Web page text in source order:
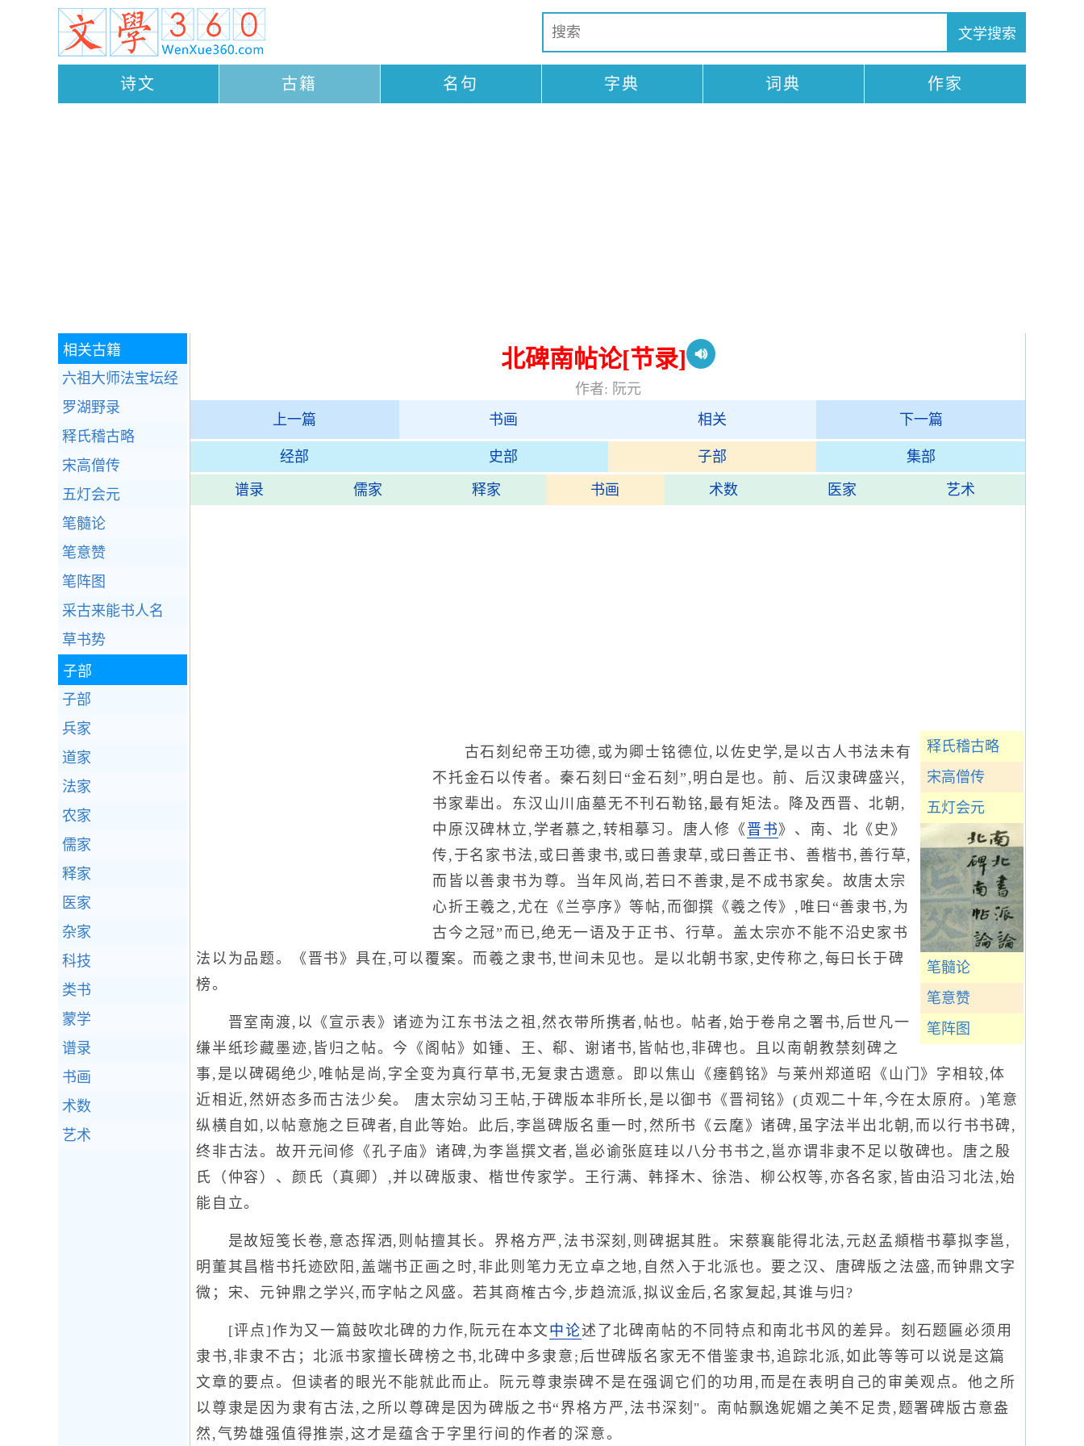
诗文 古籍 名句 字典 词典 作家
北碑南帖论[节录]
作者: 阮元
上一篇
书画 相关 下一篇
经部 史部 子部 集部
谱录 儒家 释家 书画 术数 医家 艺术
释氏稽古略
宋高僧传
五灯会元
笔髓论
笔意赞
笔阵图
古石刻纪帝王功德,或为卿士铭德位,以佐史学,是以古人书法未有
不托金石以传者。秦石刻曰“金石刻”,明白是也。前、后汉隶碑盛兴,
书家辈出。东汉山川庙墓无不刊石勒铭,最有矩法。降及西晋、北朝,
中原汉碑林立,学者慕之,转相摹习。唐人修《 晋书》、南、北《史》
传,于名家书法,或曰善隶书,或曰善隶草,或曰善正书、善楷书,善行草,
而皆以善隶书为尊。当年风尚,若曰不善隶,是不成书家矣。故唐太宗
心折王羲之,尤在《兰亭序》等帖,而御撰《羲之传》,唯曰“善隶书,为
古今之冠”而已,绝无一语及于正书、行草。盖太宗亦不能不沿史家书
法以为品题。《晋书》具在,可以覆案。而羲之隶书,世间未见也。是以北朝书家,史传称之,每曰长于碑
榜。
晋室南渡,以《宣示表》诸迹为江东书法之祖,然衣带所携者,帖也。帖者,始于卷帛之署书,后世凡一
缣半纸珍藏墨迹,皆归之帖。今《阁帖》如锺、王、郗、谢诸书,皆帖也,非碑也。且以南朝教禁刻碑之
事,是以碑碣绝少,唯帖是尚,字全变为真行草书,无复隶古遗意。即以焦山《瘗鹤铭》与莱州郑道昭《山门》字相较,体
近相近,然妍态多而古法少矣。 唐太宗幼习王帖,于碑版本非所长,是以御书《晋祠铭》(贞观二十年,今在太原府。)笔意
纵横自如,以帖意施之巨碑者,自此等始。此后,李邕碑版名重一时,然所书《云麾》诸碑,虽字法半出北朝,而以行书书碑,
终非古法。故开元间修《孔子庙》诸碑,为李邕撰文者,邕必谕张庭珪以八分书书之,邕亦谓非隶不足以敬碑也。唐之殷
氏（仲容）、颜氏（真卿）,并以碑版隶、楷世传家学。王行满、韩择木、徐浩、柳公权等,亦各名家,皆由沿习北法,始
能自立。
是故短笺长卷,意态挥洒,则帖擅其长。界格方严,法书深刻,则碑据其胜。宋蔡襄能得北法,元赵孟頫楷书摹拟李邕,
明董其昌楷书托迹欧阳,盖端书正画之时,非此则笔力无立卓之地,自然入于北派也。要之汉、唐碑版之法盛,而钟鼎文字
微；宋、元钟鼎之学兴,而字帖之风盛。若其商榷古今,步趋流派,拟议金后,名家复起,其谁与归?
[评点]作为又一篇鼓吹北碑的力作,阮元在本文中论述了北碑南帖的不同特点和南北书风的差异。刻石题匾必须用
隶书,非隶不古；北派书家擅长碑榜之书,北碑中多隶意;后世碑版名家无不借鉴隶书,追踪北派,如此等等可以说是这篇
文章的要点。但读者的眼光不能就此而止。阮元尊隶崇碑不是在强调它们的功用,而是在表明自己的审美观点。他之所
以尊隶是因为隶有古法,之所以尊碑是因为碑版之书“界格方严,法书深刻"。南帖飘逸妮媚之美不足贵,题署碑版古意盎
然,气势雄强值得推崇,这才是蕴含于字里行间的作者的深意。
相关古籍
六祖大师法宝坛经
罗湖野录
释氏稽古略
宋高僧传
五灯会元
笔髓论
笔意赞
笔阵图
采古来能书人名
草书势
子部
子部
兵家
道家
法家
农家
儒家
释家
医家
杂家
科技
类书
蒙学
谱录
书画
术数
艺术